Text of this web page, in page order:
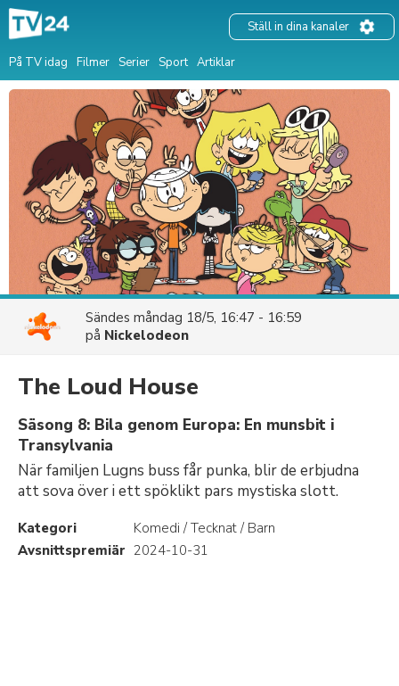
På TV idag Filmer Serier Sport Artiklar
Ställ in dina kanaler
Sändes måndag 18/5, 16:47 - 16:59
på Nickelodeon
The Loud House
Säsong 8: Bila genom Europa: En munsbit i
Transylvania
När familjen Lugns buss får punka, blir de erbjudna
att sova över i ett spöklikt pars mystiska slott.
Kategori
Komedi / Tecknat / Barn
Avsnittspremiär 2024-10-31